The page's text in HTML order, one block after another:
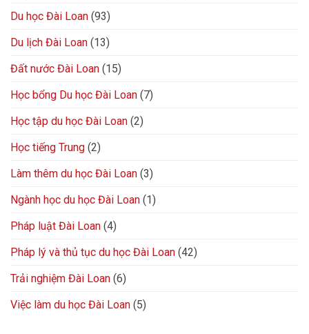
Du học Đài Loan (93)
Du lịch Đài Loan (13)
Đất nước Đài Loan (15)
Học bổng Du học Đài Loan (7)
Học tập du học Đài Loan (2)
Học tiếng Trung (2)
Làm thêm du học Đài Loan (3)
Ngành học du học Đài Loan (1)
Pháp luật Đài Loan (4)
Pháp lý và thủ tục du học Đài Loan (42)
Trải nghiệm Đài Loan (6)
Việc làm du học Đài Loan (5)